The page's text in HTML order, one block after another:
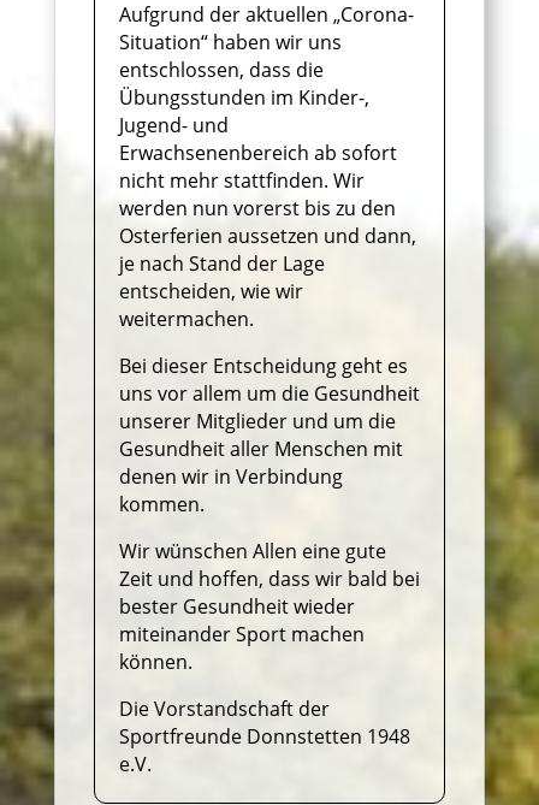
Aufgrund der aktuellen „Corona-
Situation“ haben wir uns
entschlossen, dass die
Übungsstunden im Kinder-,
Jugend- und
Erwachsenenbereich ab sofort
nicht mehr stattfinden. Wir
werden nun vorerst bis zu den
Osterferien aussetzen und dann,
je nach Stand der Lage
entscheiden, wie wir
weitermachen.
Bei dieser Entscheidung geht es
uns vor allem um die Gesundheit
unserer Mitglieder und um die
Gesundheit aller Menschen mit
denen wir in Verbindung
kommen.
Wir wünschen Allen eine gute
Zeit und hoffen, dass wir bald bei
bester Gesundheit wieder
miteinander Sport machen
können.
Die Vorstandschaft der
Sportfreunde Donnstetten 1948
e.V.